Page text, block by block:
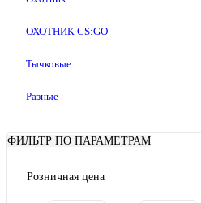
ОХОТНИК CS:GO
Тычковые
Разные
ФИЛЬТР ПО ПАРАМЕТРАМ
Розничная цена